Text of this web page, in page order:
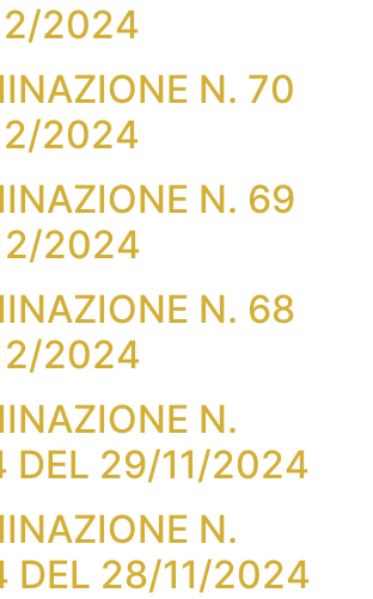
2024
N. 70
2024
N. 69
2024
N. 68
2024
N.
29/11/2024
N.
28/11/2024